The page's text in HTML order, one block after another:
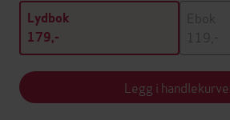
Lydbok
179,-
Ebok
119,-
Legg i